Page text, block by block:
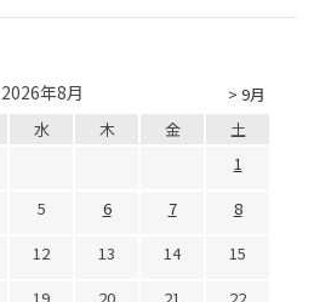
> 9月
2026年8月
水 木 金
土
1
5 6 7
8
12 13 14
15